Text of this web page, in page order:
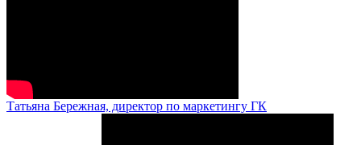
Татьяна Бережная, директор по маркетингу ГК